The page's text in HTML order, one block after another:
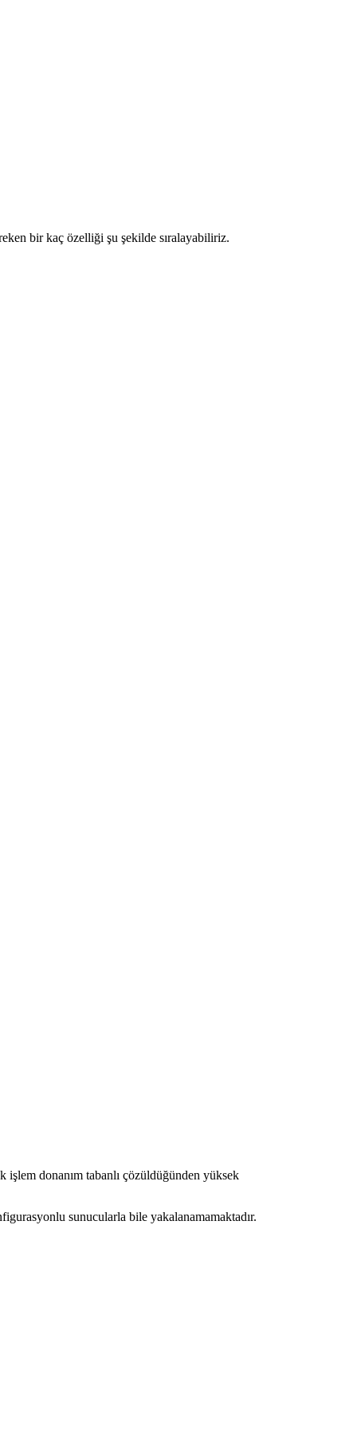
bir kaç özelliği şu şekilde sıralayabiliriz.
işlem donanım tabanlı çözüldüğünden yüksek
sunucularla bile yakalanamamaktadır.